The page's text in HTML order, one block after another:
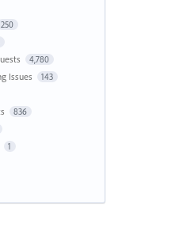
250
4,780
Issues 143
836
1